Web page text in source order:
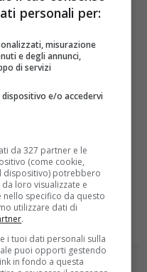
liberamente ispirata
di George R.R.
stagione che
lafine del 2018
del 2019
personali per:
misurazione
e degli annunci,
di servizi
e/o accedervi
da 327 partner e le
(come cookie,
dispositivo) potrebbero
loro visualizzate e
specifico da questo
utilizzare dati di
.
i tuoi dati personali sulla
puoi opporti gestendo
in fondo a questa